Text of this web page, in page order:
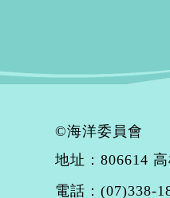
©海洋委員會
地址：806614
電話：(07)338-